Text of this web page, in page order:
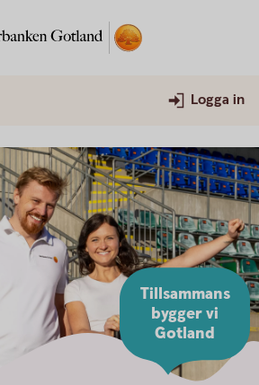
Logga in
Tillsammans
bygger vi
Gotland